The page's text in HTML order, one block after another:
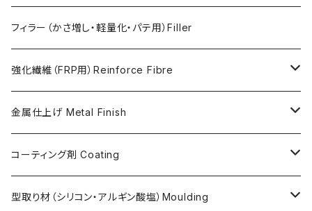
FLEX METAL
Thixotrope for AC100（増粘・タレ止め剤）
Softener for AC730 (粘度低下剤)
Jesmonite製Pigments
日本製Pigments
フィラー（かさ増し・軽量化・パテ用）Filler
強化繊維（FRP用）Reinforce Fibre
ガラス繊維 AC100用
ガラス繊維 AC730用
天然繊維 AC100/AC730共用
金属仕上げ Metal Finish
Metal Filler (AC100用金属粉)・鉄粉
Flex Metal (AC730ベースの金属粉入り主材)
コーティング剤 Coating
アクリリックシーラーAC100用
型取り材（シリコン・アルギン酸塩）Moulding